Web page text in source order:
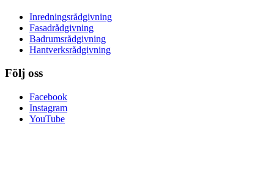
Inredningsrådgivning
Fasadrådgivning
Badrumsrådgivning
Hantverksrådgivning
Följ oss
Facebook
Instagram
YouTube